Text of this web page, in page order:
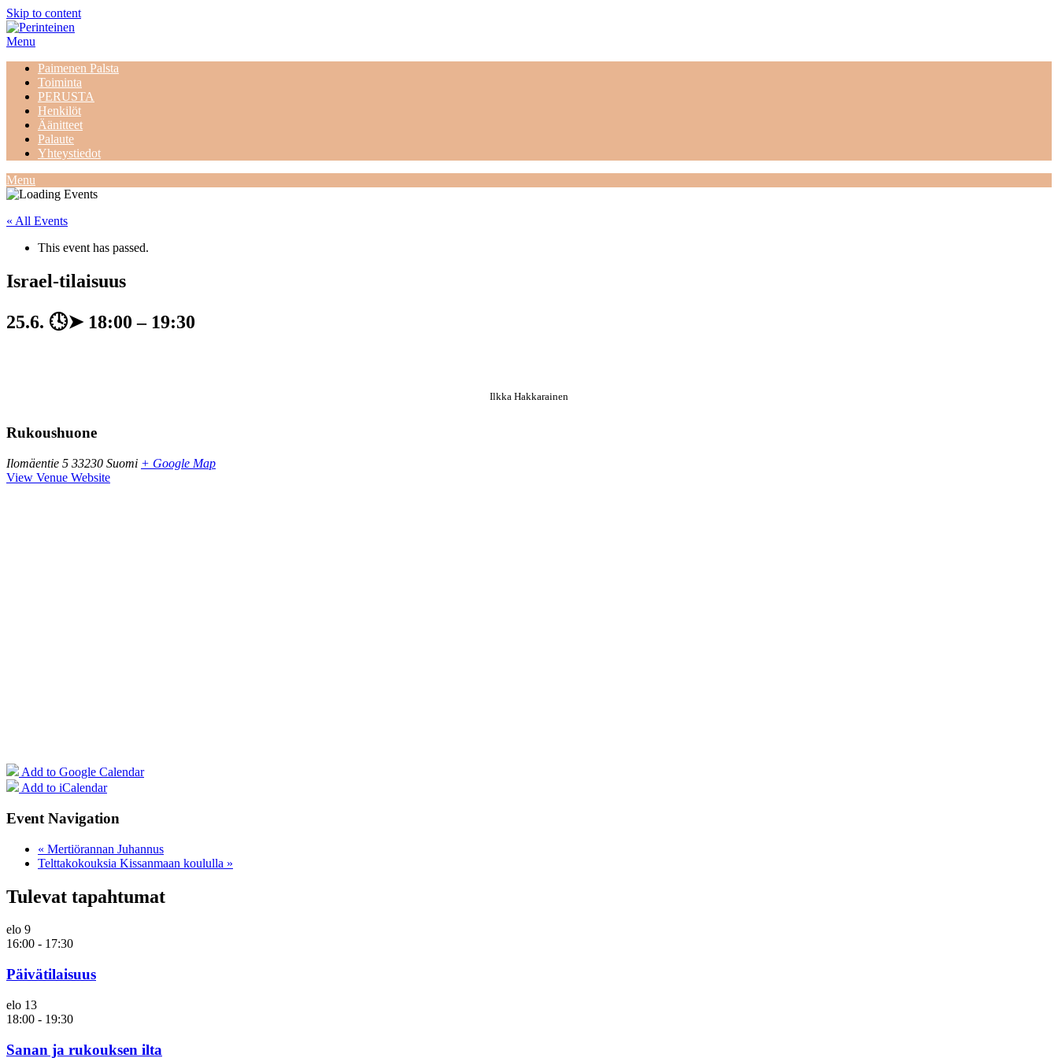
Skip to content
Menu
Paimenen Palsta
Toiminta
PERUSTA
Henkilöt
Äänitteet
Palaute
Yhteystiedot
Menu
« All Events
This event has passed.
Israel-tilaisuus
25.6. 🕓➤ 18:00– 19:30
Ilkka Hakkarainen
Rukoushuone
Ilomäentie 5 33230 Suomi + Google Map
View Venue Website
Add to Google Calendar
Add to iCalendar
Event Navigation
« Mertiörannan Juhannus
Telttakokouksia Kissanmaan koululla »
Tulevat tapahtumat
elo 9
16:00 - 17:30
Päivätilaisuus
elo 13
18:00 - 19:30
Sanan ja rukouksen ilta